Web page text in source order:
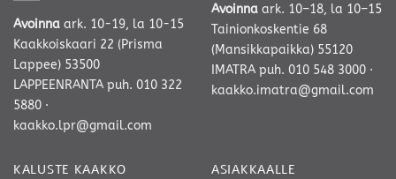
Avoinna ark. 10-19, la 10-15
Kaakkoiskaari 22 (Prisma
Lappee) 53500
LAPPEENRANTA puh. 010 322
5880 ·
kaakko.lpr@gmail.com
Avoinna ark. 10–18, la 10–15
Tainionkoskentie 68
(Mansikkapaikka) 55120
IMATRA puh. 010 548 3000 ·
kaakko.imatra@gmail.com
KALUSTE KAAKKO ASIAKKAALLE